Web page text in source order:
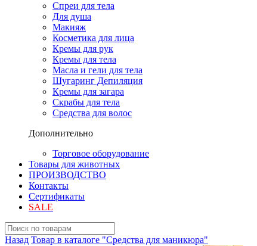
Спреи для тела
Для душа
Макияж
Косметика для лица
Кремы для рук
Кремы для тела
Масла и гели для тела
Шугаринг Депиляция
Кремы для загара
Скрабы для тела
Средства для волос
Дополнительно
Торговое оборудование
Товары для животных
ПРОИЗВОДСТВО
Контакты
Сертификаты
SALE
Назад Товар в каталоге "Средства для маникюра"